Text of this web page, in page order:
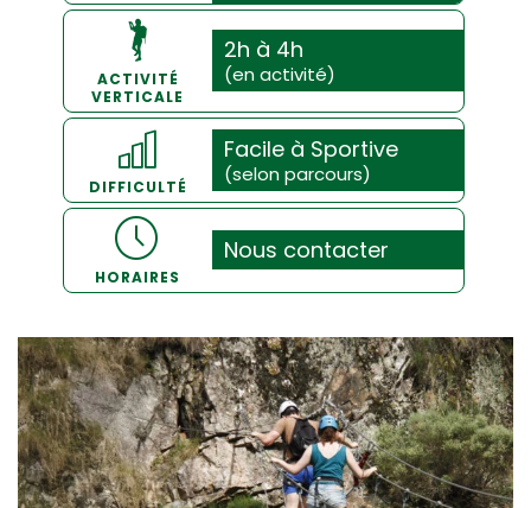
ACTIVITÉ
VERTICALE
2h à 4h
(en activité)
DIFFICULTÉ
Facile à Sportive
(selon parcours)
HORAIRES
Nous contacter